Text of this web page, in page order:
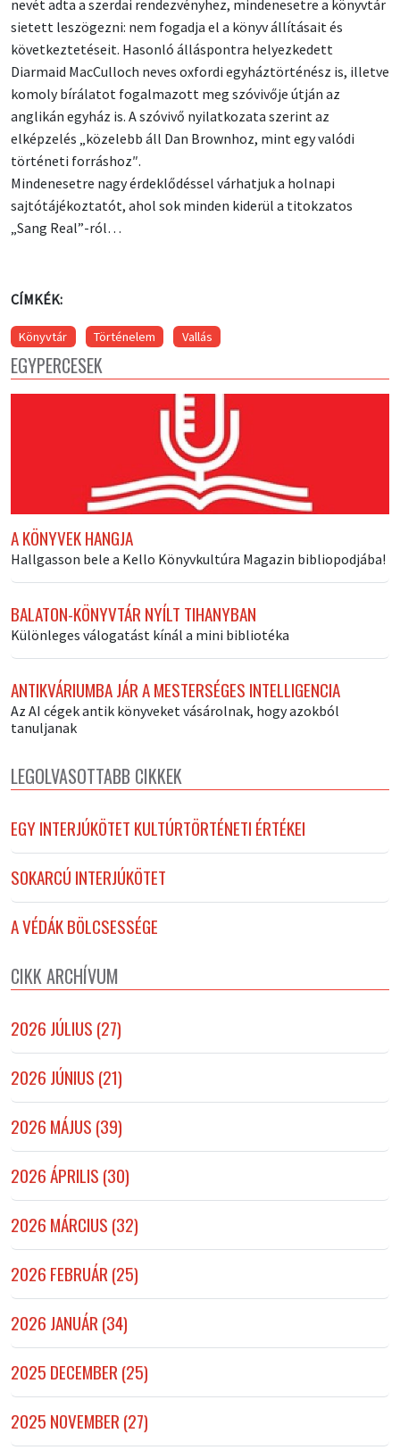
nevét adta a szerdai rendezvényhez, mindenesetre a könyvtár
sietett leszögezni: nem fogadja el a könyv állításait és
következtetéseit. Hasonló álláspontra helyezkedett
Diarmaid MacCulloch neves oxfordi egyháztörténész is, illetve
komoly bírálatot fogalmazott meg szóvivője útján az
anglikán egyház is. A szóvivő nyilatkozata szerint az
elképzelés „közelebb áll Dan Brownhoz, mint egy valódi
történeti forráshoz″.
Mindenesetre nagy érdeklődéssel várhatjuk a holnapi
sajtótájékoztatót, ahol sok minden kiderül a titokzatos
„Sang Real”-ról…
CÍMKÉK:
Könyvtár Történelem Vallás
EGYPERCESEK
A KÖNYVEK HANGJA
Hallgasson bele a Kello Könyvkultúra Magazin bibliopodjába!
BALATON-KÖNYVTÁR NYÍLT TIHANYBAN
Különleges válogatást kínál a mini bibliotéka
ANTIKVÁRIUMBA JÁR A MESTERSÉGES INTELLIGENCIA
Az AI cégek antik könyveket vásárolnak, hogy azokból
tanuljanak
LEGOLVASOTTABB CIKKEK
EGY INTERJÚKÖTET KULTÚRTÖRTÉNETI ÉRTÉKEI
SOKARCÚ INTERJÚKÖTET
A VÉDÁK BÖLCSESSÉGE
CIKK ARCHÍVUM
2026 JÚLIUS (27)
2026 JÚNIUS (21)
2026 MÁJUS (39)
2026 ÁPRILIS (30)
2026 MÁRCIUS (32)
2026 FEBRUÁR (25)
2026 JANUÁR (34)
2025 DECEMBER (25)
2025 NOVEMBER (27)